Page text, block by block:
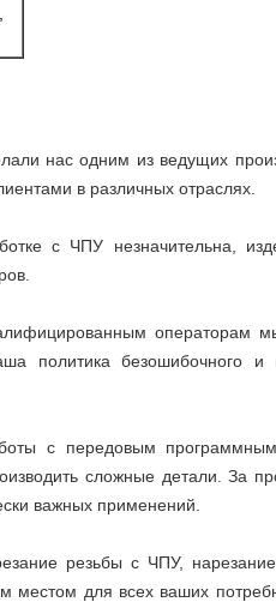
нас одним из ведущих
в различных отраслях.
с ЧПУ незначительна,
операторам
политика безошибочного и
с передовым
сложные детали. За
важных применений.
резьбы с ЧПУ,
местом для всех ваших